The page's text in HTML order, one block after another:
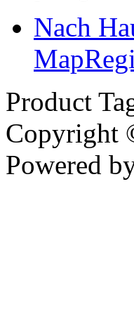
Nach
Map
Product
Copyright
Powered